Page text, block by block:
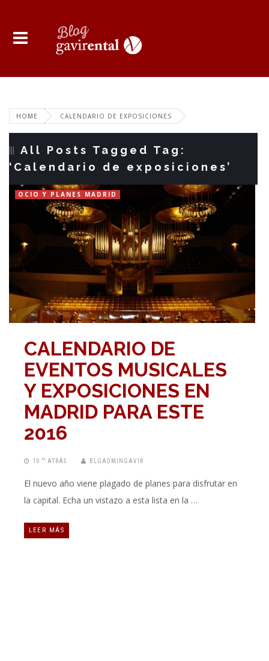
HOME CALENDARIO DE EXPOSICIONES
All Posts Tagged Tag:
‘Calendario de exposiciones’
OCIO Y PLANES MADRID
CALENDARIO DE
EVENTOS MUSICALES
Y EXPOSICIONES EN
MADRID PARA ESTE
2016
10 “” ATRÁS BLGADMINGAVIR
El nuevo año viene plagado de planes para disfrutar en
la capital. Echa un vistazo a esta lista en la …
LEER MÁS